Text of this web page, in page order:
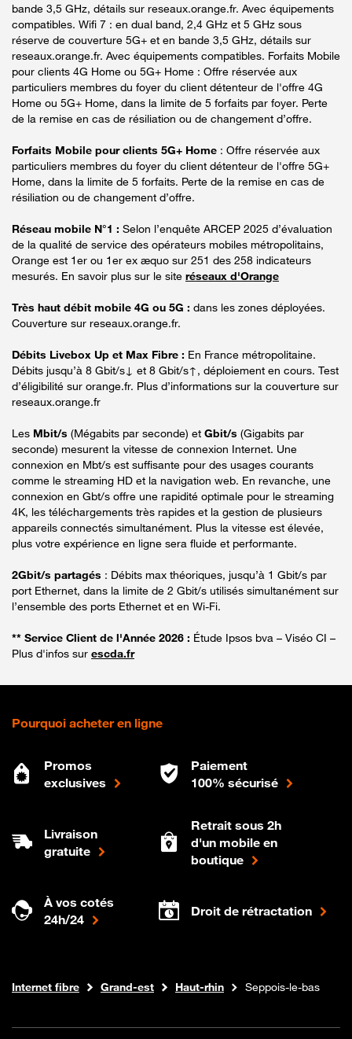
bande 3,5 GHz, détails sur reseaux.orange.fr. Avec équipements
compatibles. Wifi 7 : en dual band, 2,4 GHz et 5 GHz sous
réserve de couverture 5G+ et en bande 3,5 GHz, détails sur
reseaux.orange.fr. Avec équipements compatibles. Forfaits Mobile
pour clients 4G Home ou 5G+ Home : Offre réservée aux
particuliers membres du foyer du client détenteur de l'offre 4G
Home ou 5G+ Home, dans la limite de 5 forfaits par foyer. Perte
de la remise en cas de résiliation ou de changement d’offre.
Forfaits Mobile pour clients 5G+ Home : Offre réservée aux
particuliers membres du foyer du client détenteur de l'offre 5G+
Home, dans la limite de 5 forfaits. Perte de la remise en cas de
résiliation ou de changement d’offre.
Réseau mobile N°1 : Selon l’enquête ARCEP 2025 d’évaluation
de la qualité de service des opérateurs mobiles métropolitains,
Orange est 1er ou 1er ex æquo sur 251 des 258 indicateurs
mesurés. En savoir plus sur le site réseaux d'Orange
Très haut débit mobile 4G ou 5G : dans les zones déployées.
Couverture sur reseaux.orange.fr.
Débits Livebox Up et Max Fibre : En France métropolitaine.
Débits jusqu’à 8 Gbit/s↓ et 8 Gbit/s↑, déploiement en cours. Test
d’éligibilité sur orange.fr. Plus d’informations sur la couverture sur
reseaux.orange.fr
Les Mbit/s (Mégabits par seconde) et Gbit/s (Gigabits par
seconde) mesurent la vitesse de connexion Internet. Une
connexion en Mbt/s est suffisante pour des usages courants
comme le streaming HD et la navigation web. En revanche, une
connexion en Gbt/s offre une rapidité optimale pour le streaming
4K, les téléchargements très rapides et la gestion de plusieurs
appareils connectés simultanément. Plus la vitesse est élevée,
plus votre expérience en ligne sera fluide et performante.
2Gbit/s partagés : Débits max théoriques, jusqu’à 1 Gbit/s par
port Ethernet, dans la limite de 2 Gbit/s utilisés simultanément sur
l’ensemble des ports Ethernet et en Wi-Fi.
** Service Client de l'Année 2026 : Étude Ipsos bva – Viséo CI –
Plus d'infos sur escda.fr
Pourquoi acheter en ligne
Promos
exclusives
Paiement
100% sécurisé
Livraison
gratuite
Retrait sous 2h
d'un mobile en
boutique
À vos cotés
24h/24
Droit de rétractation
Boutique Orange
Internet fibre Grand-est Haut-rhin Seppois-le-bas